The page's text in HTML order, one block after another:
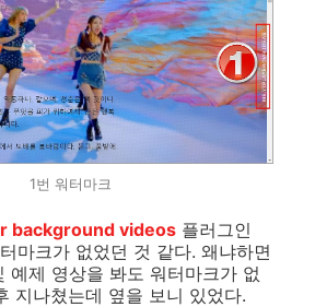
1번 워터마크
background videos 플러그인
마크가 없었던 것 같다. 왜냐하면
예제 영상을 봐도 워터마크가 없
지나쳤는데 옆을 보니 있었다.